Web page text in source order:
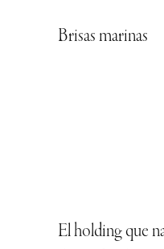
Brisas marinas
El holding que